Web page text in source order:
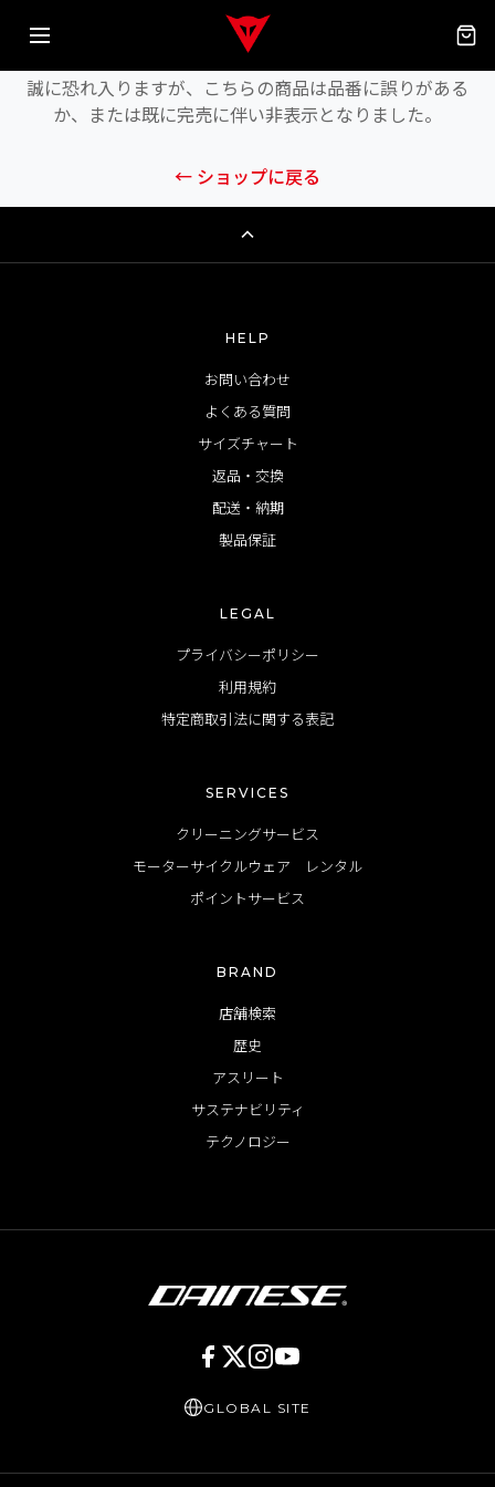
商品が見つかりません
誠に恐れ入りますが、こちらの商品は品番に誤りがある
か、または既に完売に伴い非表示となりました。
← ショップに戻る
HELP
お問い合わせ
よくある質問
サイズチャート
返品・交換
配送・納期
製品保証
LEGAL
プライバシーポリシー
利用規約
特定商取引法に関する表記
SERVICES
クリーニングサービス
モーターサイクルウェア レンタル
ポイントサービス
BRAND
店舗検索
歴史
アスリート
サステナビリティ
テクノロジー
GLOBAL SITE